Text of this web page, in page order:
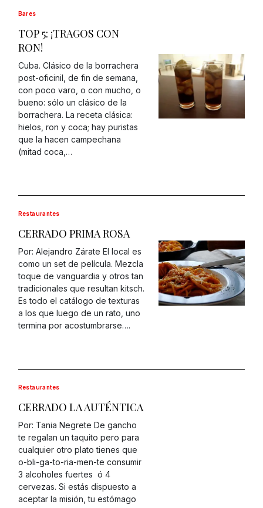
Bares
TOP 5: ¡TRAGOS CON
RON!
Cuba. Clásico de la borrachera
post-oficinil, de fin de semana,
con poco varo, o con mucho, o
bueno: sólo un clásico de la
borrachera. La receta clásica:
hielos, ron y coca; hay puristas
que la hacen campechana
(mitad coca,…
Restaurantes
CERRADO PRIMA ROSA
Por: Alejandro Zárate El local es
como un set de película. Mezcla
toque de vanguardia y otros tan
tradicionales que resultan kitsch.
Es todo el catálogo de texturas
a los que luego de un rato, uno
termina por acostumbrarse….
Restaurantes
CERRADO LA AUTÉNTICA
Por: Tania Negrete De gancho
te regalan un taquito pero para
cualquier otro plato tienes que
o-bli-ga-to-ria-men-te consumir
3 alcoholes fuertes ó 4
cervezas. Si estás dispuesto a
aceptar la misión, tu estómago